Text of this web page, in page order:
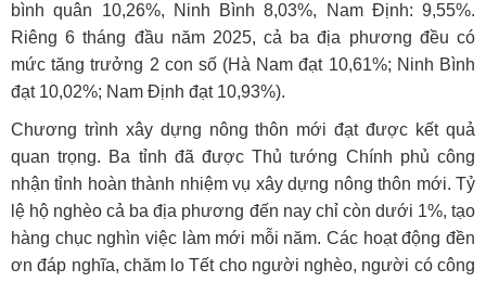
bình quân 10,26%, Ninh Bình 8,03%, Nam Định: 9,55%.
Riêng 6 tháng đầu năm 2025, cả ba địa phương đều có
mức tăng trưởng 2 con số (Hà Nam đạt 10,61%; Ninh Bình
đạt 10,02%; Nam Định đạt 10,93%).
Chương trình xây dựng nông thôn mới đạt được kết quả
quan trọng. Ba tỉnh đã được Thủ tướng Chính phủ công
nhận tỉnh hoàn thành nhiệm vụ xây dựng nông thôn mới. Tỷ
lệ hộ nghèo cả ba địa phương đến nay chỉ còn dưới 1%, tạo
hàng chục nghìn việc làm mới mỗi năm. Các hoạt động đền
ơn đáp nghĩa, chăm lo Tết cho người nghèo, người có công